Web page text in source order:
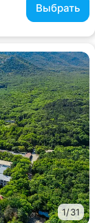
Выбрать
1/31